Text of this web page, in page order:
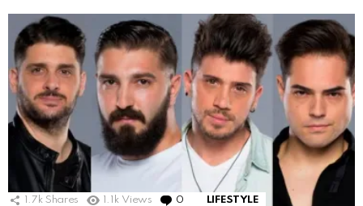
1.7k Shares 1.1k Views 0 Comments
LIFESTYLE